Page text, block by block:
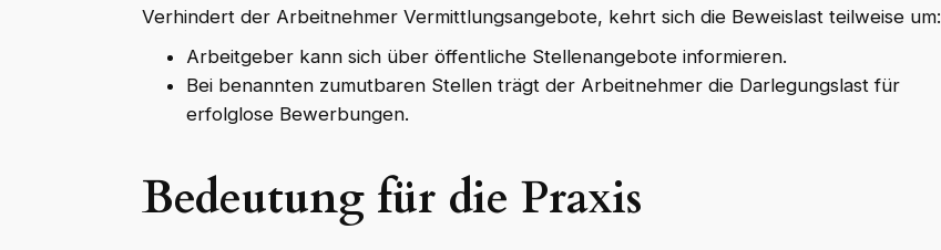
Verhindert der Arbeitnehmer Vermittlungsangebote, kehrt sich die Beweislast teilweise um:
Arbeitgeber kann sich über öffentliche Stellenangebote informieren.
Bei benannten zumutbaren Stellen trägt der Arbeitnehmer die Darlegungslast für
erfolglose Bewerbungen.
Bedeutung für die Praxis